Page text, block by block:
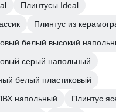
Плинтусы Ideal
Плинтус из
белый высокий
серый напольный
белый пластиковый
напольный
Плинтус